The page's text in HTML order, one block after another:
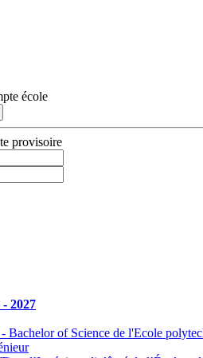
école
provisoire
2027
Bachelor of Science de l'Ecole